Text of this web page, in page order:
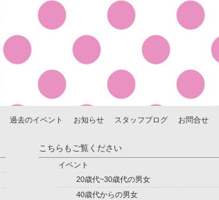
過去のイベント お知らせ スタッフブログ お問合せ
こちらもご覧ください
イベント
20歳代~30歳代の男女
40歳代からの男女